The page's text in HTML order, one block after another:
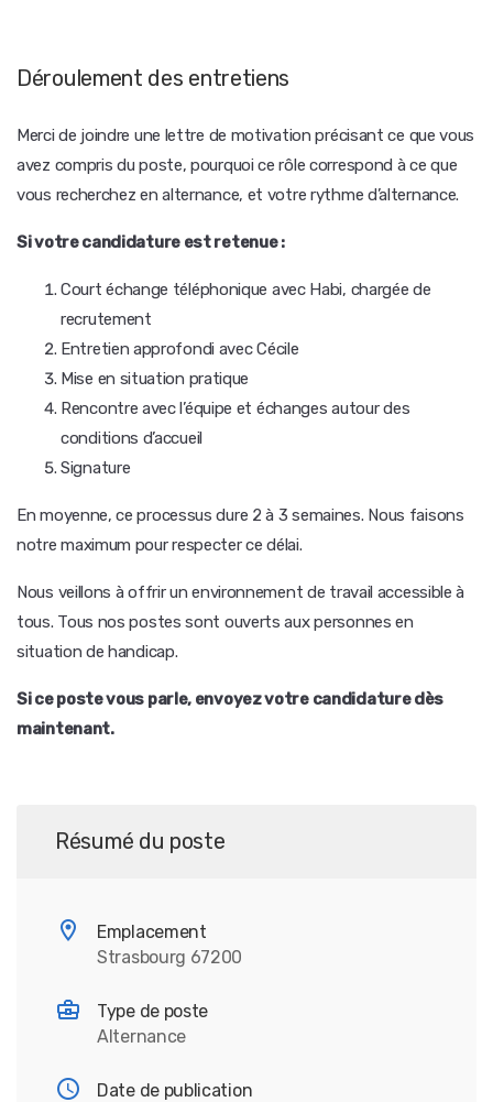
Déroulement des entretiens
Merci de joindre une lettre de motivation précisant ce que vous
avez compris du poste, pourquoi ce rôle correspond à ce que
vous recherchez en alternance, et votre rythme d’alternance.
Si votre candidature est retenue :
Court échange téléphonique avec Habi, chargée de
recrutement
Entretien approfondi avec Cécile
Mise en situation pratique
Rencontre avec l’équipe et échanges autour des
conditions d’accueil
Signature
En moyenne, ce processus dure 2 à 3 semaines. Nous faisons
notre maximum pour respecter ce délai.
Nous veillons à offrir un environnement de travail accessible à
tous. Tous nos postes sont ouverts aux personnes en
situation de handicap.
Si ce poste vous parle, envoyez votre candidature dès
maintenant.
Résumé du poste
Emplacement
Strasbourg 67200
Type de poste
Alternance
Date de publication